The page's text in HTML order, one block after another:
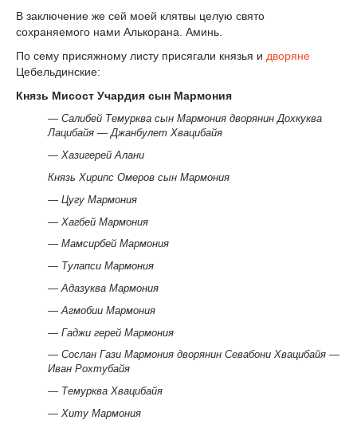
В заключение же сей моей клятвы целую свято
сохраняемого нами Алькорана. Аминь.
По сему присяжному листу присягали князья и дворяне
Цебельдинские:
Князь Мисост Учардия сын Мармония
— Салибей Темурква сын Мармония дворянин Дохкуква
Лацибайя — Джанбулет Хвацибайя
— Хазигерей Алани
Князь Хирипс Омеров сын Мармония
— Цугу Мармония
— Хагбей Мармония
— Мамсирбей Мармония
— Тулапси Мармония
— Адазуква Мармония
— Агмобии Мармония
— Гаджи герей Мармония
— Сослан Гази Мармония дворянин Севабони Хвацибайя —
Иван Рохтубайя
— Темурква Хвацибайя
— Хиту Мармония